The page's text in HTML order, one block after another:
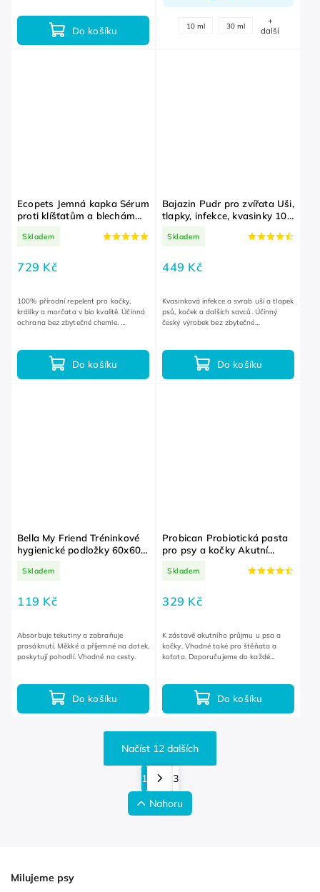
Do košíku 10 ml 30 ml
+
další
Ecopets Jemná kapka Sérum
proti klíšťatům a blechám
30 ml
Skladem
729 Kč
Do košíku
100% přírodní repelent pro kočky,
králíky a morčata v bio kvalitě. Účinná
ochrana bez zbytečné chemie.
Bajazin Pudr pro zvířata Uši,
tlapky, infekce, kvasinky 100
Skladem
449 Kč
Do košíku
Kvasinková infekce a svrab uší a tlapek
psů, koček a dalších savců. Účinný
český výrobek bez zbytečné
Bella My Friend Tréninkové
hygienické podložky 60x60
Skladem
119 Kč
Do košíku
Absorbuje tekutiny a zabraňuje
prosáknutí. Měkké a příjemné na dotek,
poskytují pohodlí. Vhodné na cesty.
Probican Probiotická pasta
pro psy a kočky Akutní
Skladem
329 Kč
Do košíku
K zástavě akutního průjmu u psa a
kočky. Vhodné také pro štěňata a
koťata. Doporučujeme do každé
Načíst 12 dalších
1
3
Nahoru
Milujeme psy